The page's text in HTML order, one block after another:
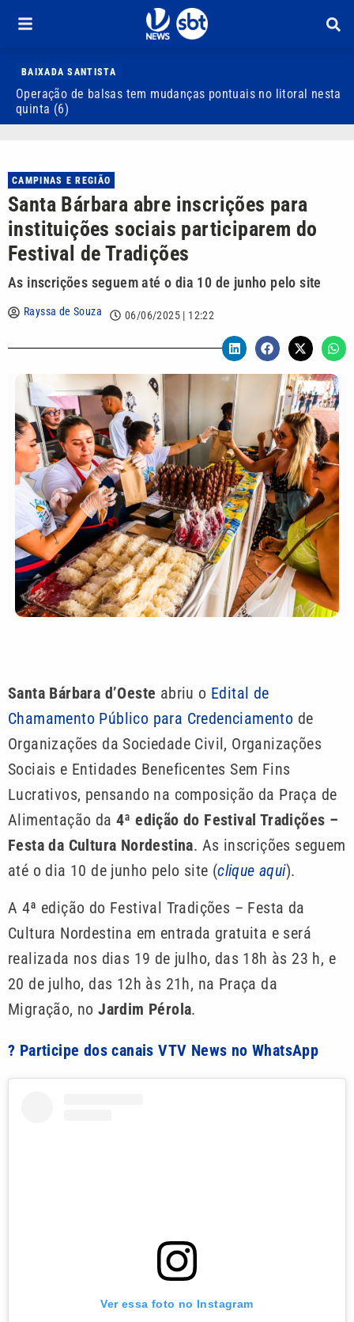
BAIXADA SANTISTA
Operação de balsas tem mudanças pontuais no litoral nesta
quinta (6)
CAMPINAS E REGIÃO
Santa Bárbara abre inscrições para
instituições sociais participarem do
Festival de Tradições
As inscrições seguem até o dia 10 de junho pelo site
Rayssa de Souza 06/06/2025 | 12:22
Santa Bárbara d’Oeste abriu o Edital de
Chamamento Público para Credenciamento de
Organizações da Sociedade Civil, Organizações
Sociais e Entidades Beneficentes Sem Fins
Lucrativos, pensando na composição da Praça de
Alimentação da 4ª edição do Festival Tradições –
Festa da Cultura Nordestina. As inscrições seguem
até o dia 10 de junho pelo site (clique aqui).
A 4ª edição do Festival Tradições – Festa da
Cultura Nordestina em entrada gratuita e será
realizada nos dias 19 de julho, das 18h às 23 h, e
20 de julho, das 12h às 21h, na Praça da
Migração, noJardim Pérola.
? Participe dos canais VTV News no WhatsApp
Ver essa foto no Instagram